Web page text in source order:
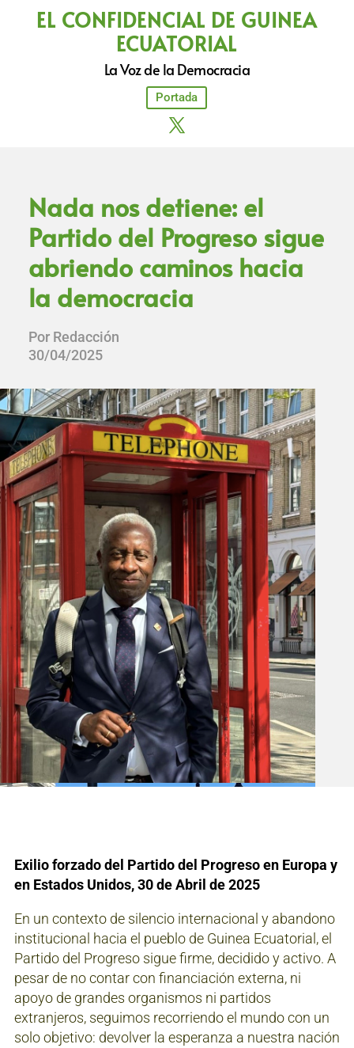
EL CONFIDENCIAL DE GUINEA
ECUATORIAL
La Voz de la Democracia
Portada
Nada nos detiene: el
Partido del Progreso sigue
abriendo caminos hacia
la democracia
Por Redacción
30/04/2025
Exilio forzado del Partido del Progreso en Europa y
en Estados Unidos, 30 de Abril de 2025
En un contexto de silencio internacional y abandono
institucional hacia el pueblo de Guinea Ecuatorial, el
Partido del Progreso sigue firme, decidido y activo. A
pesar de no contar con financiación externa, ni
apoyo de grandes organismos ni partidos
extranjeros, seguimos recorriendo el mundo con un
solo objetivo: devolver la esperanza a nuestra nación